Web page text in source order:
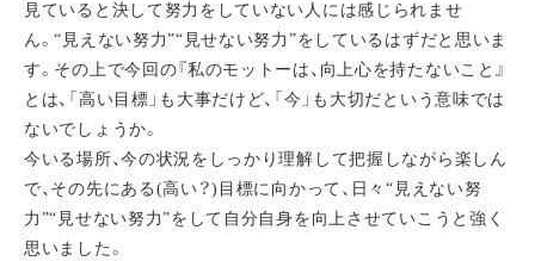
見ていると決して努力をしていない人には感じられませ
ん。“見えない努力”“見せない努力”をしているはずだと思いま
す。その上で今回の『私のモットーは、向上心を持たないこと』
とは、「高い目標」も大事だけど、「今」も大切だという意味では
ないでしょうか。
今いる場所、今の状況をしっかり理解して把握しながら楽しん
で、その先にある(高い？)目標に向かって、日々“見えない努
力”“見せない努力”をして自分自身を向上させていこうと強く
思いました。